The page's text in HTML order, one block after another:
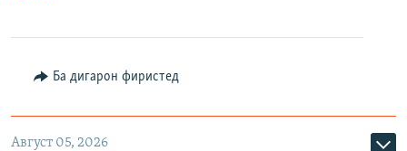
Ба дигарон фиристед
Август 05, 2026